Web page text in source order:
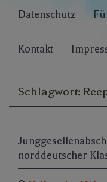
Datenschutz
Kontakt
Schlagwort:
norddeutscher